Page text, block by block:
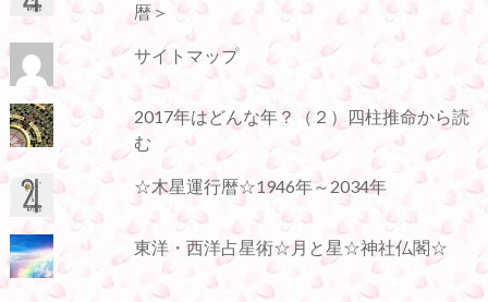
暦＞
サイトマップ
2017年はどんな年？（２）四柱推命から読
む
☆木星運行暦☆1946年～2034年
東洋・西洋占星術☆月と星☆神社仏閣☆